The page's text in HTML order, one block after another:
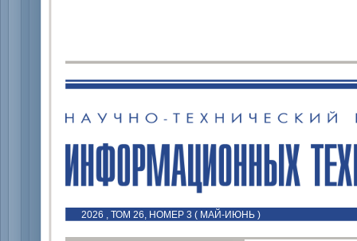
2026 , ТОМ 26, НОМЕР 3 ( МАЙ-ИЮНЬ )